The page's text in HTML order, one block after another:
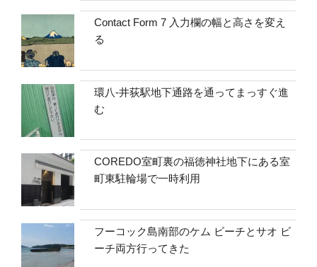
Contact Form 7 入力欄の幅と高さを変え
る
環八-井荻駅地下通路を通ってまっすぐ進
む
COREDO室町裏の福徳神社地下にある室
町東駐輪場で一時利用
フーコック島南部のケム ビーチとサオ ビ
ーチ両方行ってきた